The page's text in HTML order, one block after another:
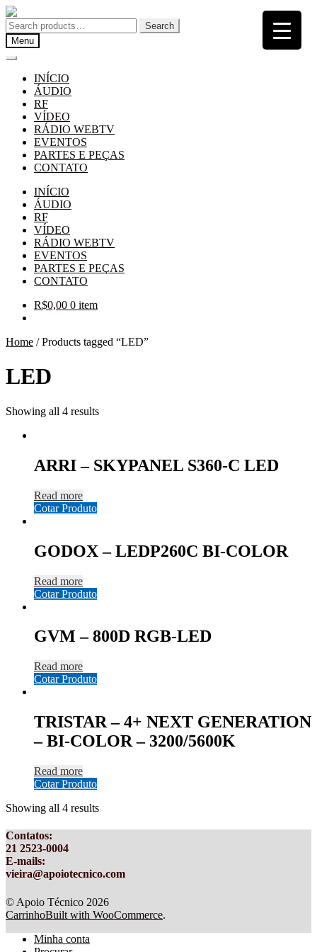
Pular
para
navegação
Pular
para
o
conteúdo
Search
for:
Search
Menu
INÍCIO
ÁUDIO
RF
VÍDEO
RÁDIO WEBTV
EVENTOS
PARTES E PEÇAS
CONTATO
INÍCIO
ÁUDIO
RF
VÍDEO
RÁDIO WEBTV
EVENTOS
PARTES E PEÇAS
CONTATO
R$0,00 0 item
Home /Products tagged “LED”
LED
Showing all 4 results
ARRI – SKYPANEL S360-C LED
Read more
Cotar Produto
GODOX – LEDP260C BI-COLOR
Read more
Cotar Produto
GVM – 800D RGB-LED
Read more
Cotar Produto
TRISTAR – 4+ NEXT GENERATION
– BI-COLOR – 3200/5600K
Read more
Cotar Produto
Showing all 4 results
Contatos:
21 2523-0004
E-mails:
vieira@apoiotecnico.com
© Apoio Técnico 2026
CarrinhoBuilt with WooCommerce.
Minha conta